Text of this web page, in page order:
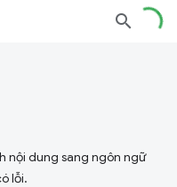
nội dung sang ngôn ngữ
lỗi.